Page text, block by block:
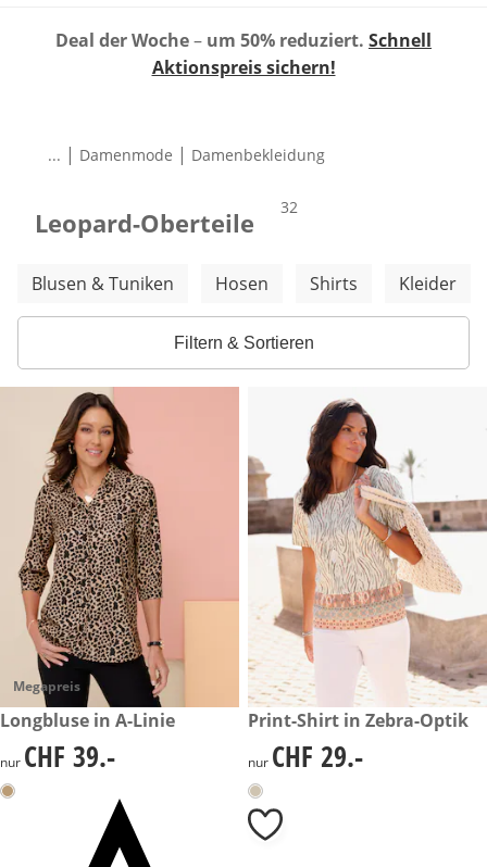
Deal der Woche– um 50% reduziert. Schnell
Aktionspreis sichern!
... | Damenmode | Damenbekleidung
Leopard-Oberteile Produkte
32
Weitere Kategorien überspringen
Blusen & Tuniken Hosen Shirts Kleider
Filtern & Sortieren
Megapreis
CHF 39.-
Longbluse in A-Linie
CHF 39.-
nur CHF 39.-
CHF 29.-
Print-Shirt in Zebra-Optik
CHF 29.-
nur CHF 29.-